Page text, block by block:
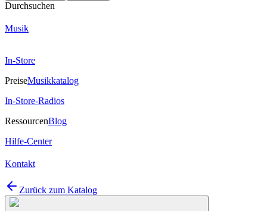
Durchsuchen
Musik
In-Store
PreiseMusikkatalog
In-Store-Radios
RessourcenBlog
Hilfe-Center
Kontakt
Zurück zum Katalog